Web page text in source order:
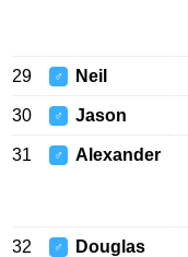
29 ♂ Neil
30 ♂ Jason
31 ♂ Alexander
32 ♂ Douglas